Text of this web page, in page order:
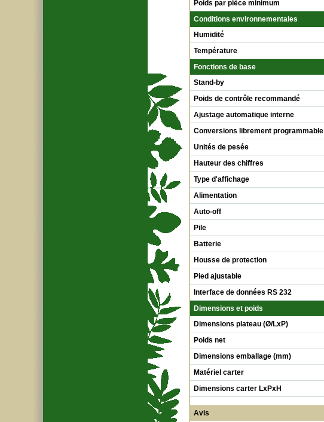
Poids par pièce minimum
Conditions environnementales
Humidité
Température
Fonctions de base
Stand-by
Poids de contrôle recommandé
Ajustage automatique interne
Conversions librement programmable
Unités de pesée
Hauteur des chiffres
Type d'affichage
Alimentation
Auto-off
Pile
Batterie
Housse de protection
Pied ajustable
Interface de données RS 232
Dimensions et poids
Dimensions plateau (Ø/LxP)
Poids net
Dimensions emballage (mm)
Matériel carter
Dimensions carter LxPxH
Avis